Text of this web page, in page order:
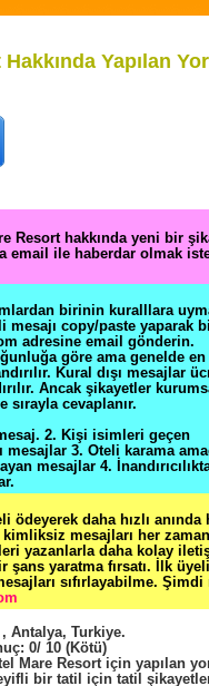
Yapılan
Resort hakkında yeni bir
email ile haberdar olmak
birinin kuralllara
mesajı copy/paste yaparak
adresine email gönderin.
göre ama genelde
Kural dışı mesajlar
Ancak şikayetler
cevaplanır.
2. Kişi isimleri geçen
mesajlar 3. Oteli karama
mesajlar 4.
ödeyerek daha hızlı
mesajları her zaman
yazanlarla daha kolay
şans yaratma fırsatı. İlk
sıfırlayabilme. Şimdi
, Antalya, Turkiye.
0/ 10 (Kötü)
Mare Resort için yapılan
bir tatil için tatil